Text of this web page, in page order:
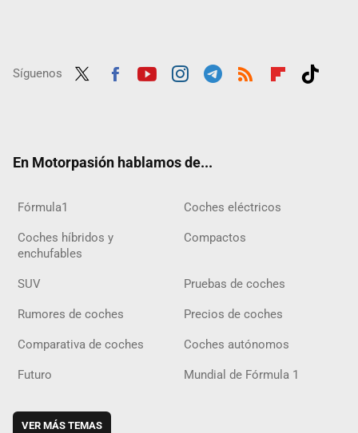
Síguenos
En Motorpasión hablamos de...
Fórmula1 Coches eléctricos
Coches híbridos y
enchufables
Compactos
SUV Pruebas de coches
Rumores de coches Precios de coches
Comparativa de coches Coches autónomos
Futuro Mundial de Fórmula 1
VER MÁS TEMAS